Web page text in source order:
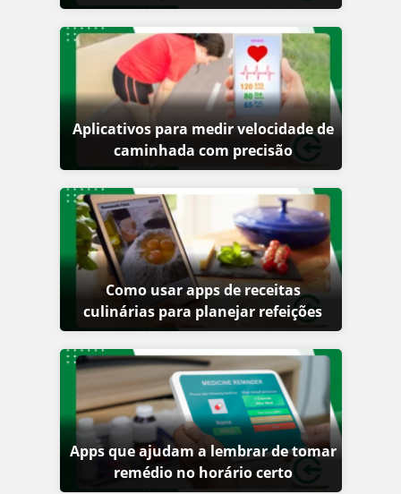
Aplicativos para medir velocidade de
caminhada com precisão
Como usar apps de receitas
culinárias para planejar refeições
Apps que ajudam a lembrar de tomar
remédio no horário certo